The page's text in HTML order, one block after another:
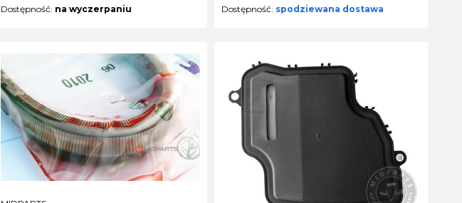
Dostępność: na wyczerpaniu Dostępność: spodziewana dostawa